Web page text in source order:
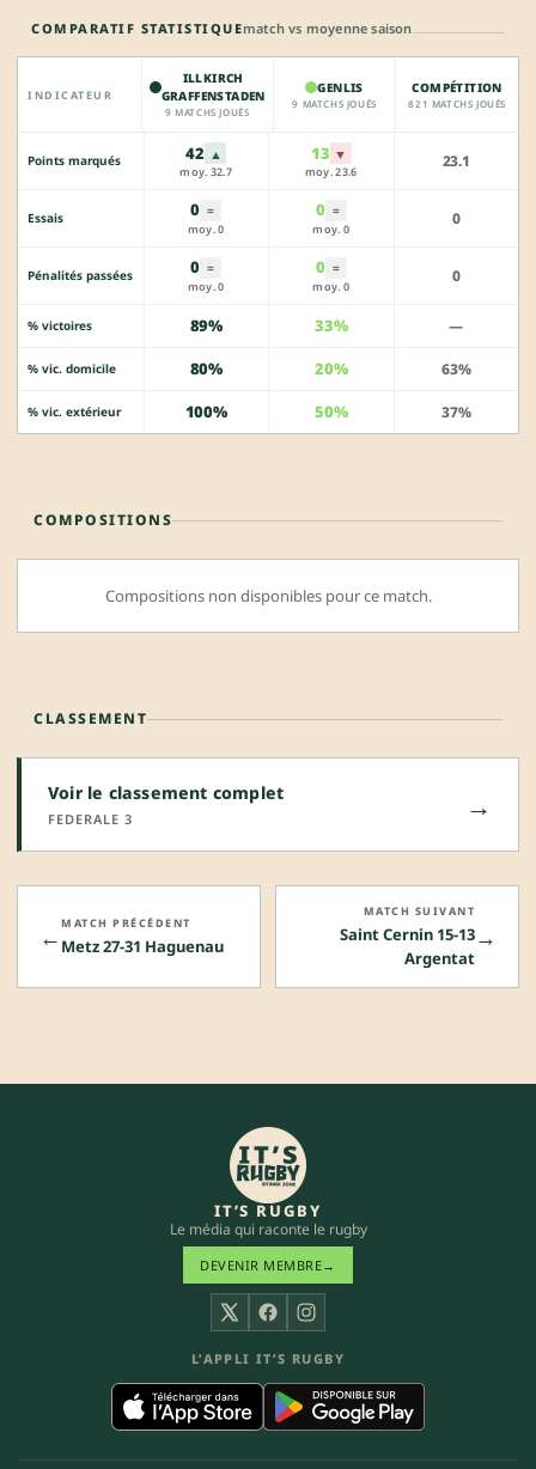
COMPARATIF STATISTIQUEmatch vs moyenne saison
INDICATEUR
ILLKIRCH
GRAFFENSTADEN
9 MATCHS JOUÉS
GENLIS
9 MATCHS JOUÉS
COMPÉTITION
821 MATCHS JOUÉS
Points marqués 42 ▲
moy. 32.7
13 ▼
moy. 23.6
23.1
Essais 0 =
moy. 0
0 =
moy. 0
0
Pénalités passées 0 =
moy. 0
0 =
moy. 0
0
% victoires 89% 33% —
% vic. domicile 80% 20% 63%
% vic. extérieur 100% 50% 37%
COMPOSITIONS
Compositions non disponibles pour ce match.
CLASSEMENT
Voir le classement complet
FEDERALE 3 →
← MATCH PRÉCÉDENT
Metz 27-31 Haguenau →
MATCH SUIVANT
Saint Cernin 15-13
Argentat
IT’S RUGBY
Le média qui raconte le rugby
DEVENIR MEMBRE→
X FacebookInstagram
L’APPLI IT’S RUGBY